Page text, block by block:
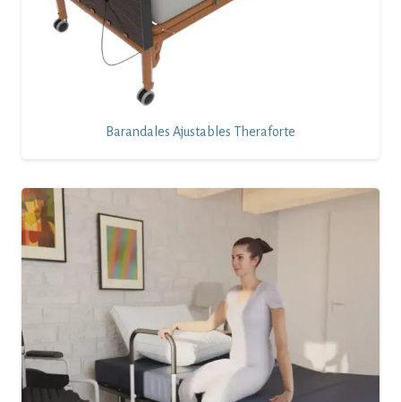
Barandales Ajustables Theraforte